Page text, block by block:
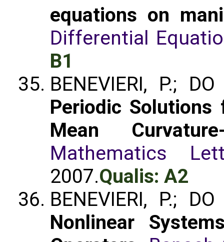
equations on
Differential
B1
BENEVIERI, P.;
Periodic
Mean
Mathematics
2007.Qualis: A2
BENEVIERI, P.;
Nonlinear